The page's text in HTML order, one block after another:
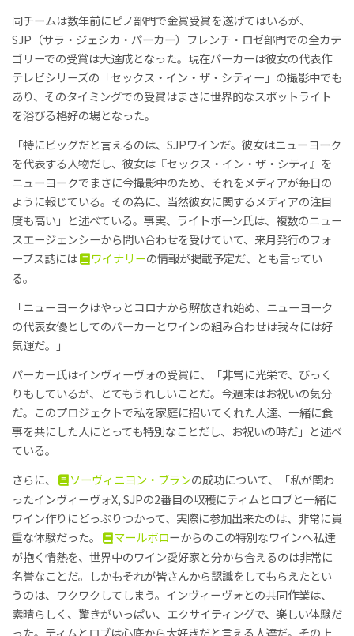
同チームは数年前にピノ部門で金賞受賞を遂げてはいるが、
SJP（サラ・ジェシカ・パーカー）フレンチ・ロゼ部門での全カテ
ゴリーでの受賞は大達成となった。現在パーカーは彼女の代表作
テレビシリーズの「セックス・イン・ザ・シティー」の撮影中でも
あり、そのタイミングでの受賞はまさに世界的なスポットライト
を浴びる格好の場となった。
「特にビッグだと言えるのは、SJPワインだ。彼女はニューヨーク
を代表する人物だし、彼女は『セックス・イン・ザ・シティ』を
ニューヨークでまさに今撮影中のため、それをメディアが毎日の
ように報じている。その為に、当然彼女に関するメディアの注目
度も高い」と述べている。事実、ライトボーン氏は、複数のニュー
スエージェンシーから問い合わせを受けていて、来月発行のフォ
ーブス誌には
ワイナリーの情報が掲載予定だ、とも言ってい
る。
「ニューヨークはやっとコロナから解放され始め、ニューヨーク
の代表女優としてのパーカーとワインの組み合わせは我々には好
気運だ。」
パーカー氏はインヴィーヴォの受賞に、「非常に光栄で、びっく
りもしているが、とてもうれしいことだ。今週末はお祝いの気分
だ。このプロジェクトで私を家庭に招いてくれた人達、一緒に食
事を共にした人にとっても特別なことだし、お祝いの時だ」と述べ
ている。
さらに、
ソーヴィニヨン・ブランの成功について、「私が関わ
ったインヴィーヴォX, SJPの2番目の収穫にティムとロブと一緒に
ワイン作りにどっぷりつかって、実際に参加出来たのは、非常に貴
重な体験だった。
マールボローからのこの特別なワインへ私達
が抱く情熱を、世界中のワイン愛好家と分かち合えるのは非常に
名誉なことだ。しかもそれが皆さんから認識をしてもらえたとい
うのは、ワクワクしてしまう。インヴィーヴォとの共同作業は、
素晴らしく、驚きがいっぱい、エクサイティングで、楽しい体験だ
った。ティムとロブは心底から大好きだと言える人達だ。その上